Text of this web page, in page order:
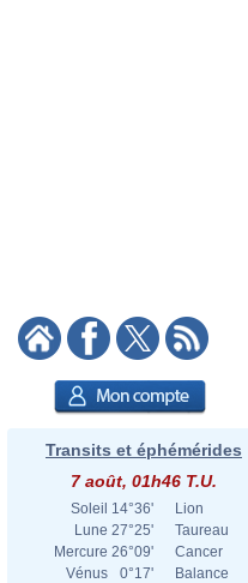
Transits et éphémérides
7 août, 01h46 T.U.
Soleil 14°36'
Lion
Lune 27°25'
Taureau
Mercure 26°09'
Cancer
Vénus
0°17'
Balance